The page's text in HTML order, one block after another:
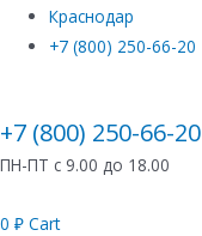
Краснодар
+7 (800) 250-66-20
+7 (800) 250-66-20
ПН-ПТ с 9.00 до 18.00
0 ₽ Cart